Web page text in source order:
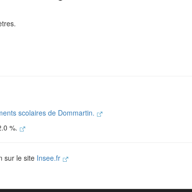
scolaires de Dommartin.
%.
sur le site Insee.fr